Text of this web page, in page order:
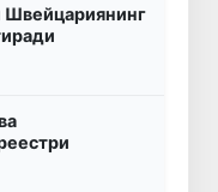
Швейцариянинг